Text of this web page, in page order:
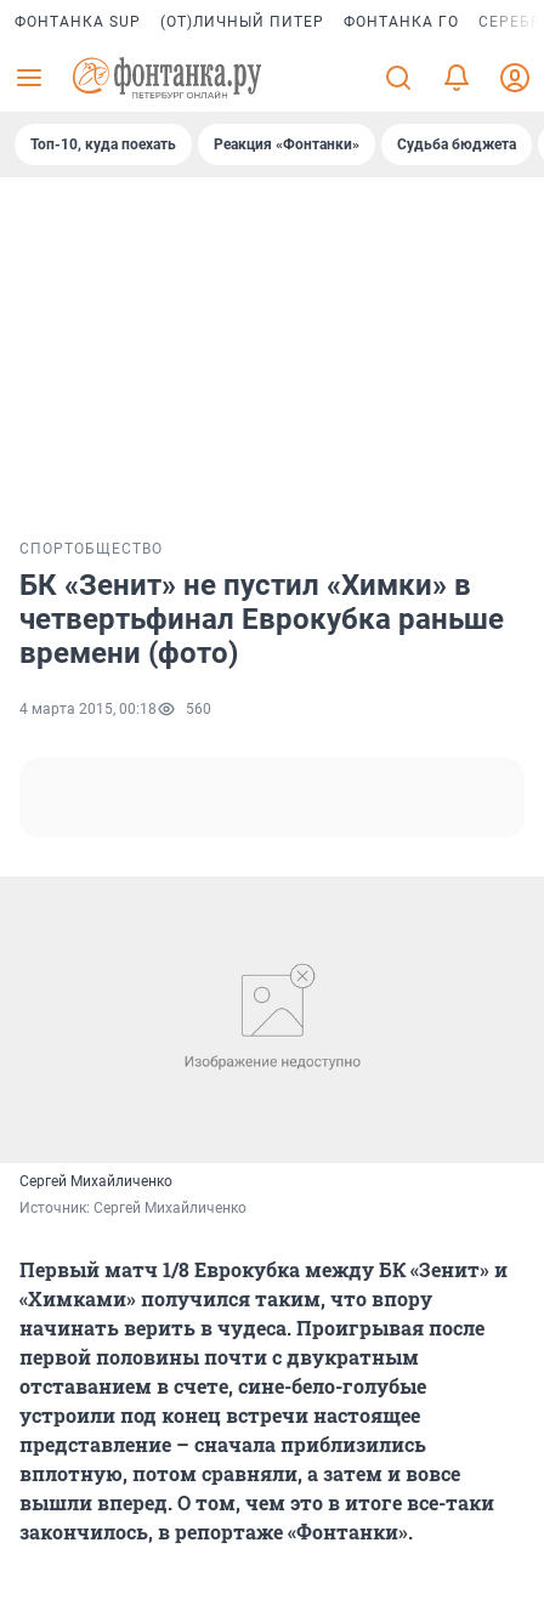
ФОНТАНКА SUP (ОТ)ЛИЧНЫЙ ПИТЕР ФОНТАНКА ГО
Топ-10, куда поехать Реакция «Фонтанки» Судьба бюджета
СПОРТОБЩЕСТВО
БК «Зенит» не пустил «Химки» в
четвертьфинал Еврокубка раньше
времени (фото)
4 марта 2015, 00:18 560
Сергей Михайличенко
Источник: Сергей Михайличенко
Первый матч 1/8 Еврокубка между БК «Зенит» и
«Химками» получился таким, что впору
начинать верить в чудеса. Проигрывая после
первой половины почти с двукратным
отставанием в счете, сине-бело-голубые
устроили под конец встречи настоящее
представление – сначала приблизились
вплотную, потом сравняли, а затем и вовсе
вышли вперед. О том, чем это в итоге все-таки
закончилось, в репортаже «Фонтанки».